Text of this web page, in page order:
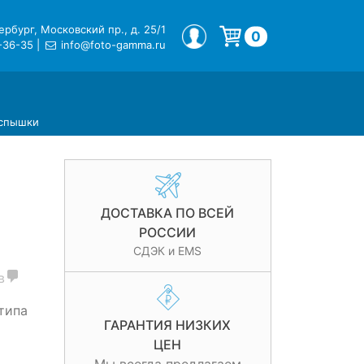
Московский пр., д. 25/1
36-35
info@foto-gamma.ru
МОЙ ПРОФИЛЬ 0
ДОСТАВКА ПО ВСЕЙ
РОССИИ
СДЭК и EMS
ГАРАНТИЯ НИЗКИХ
ЦЕН